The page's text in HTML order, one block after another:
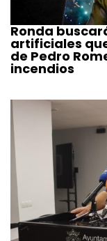
Ronda
artificiales
de Pedro
incendios